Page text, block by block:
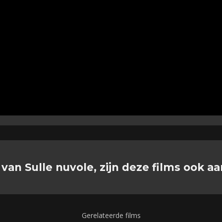
Sulle nuvole, zijn deze films ook
Gerelateerde films